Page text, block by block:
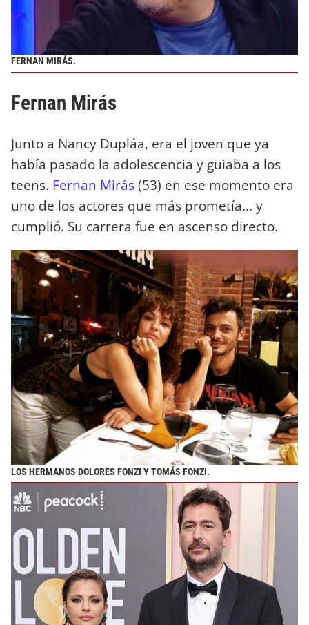
FERNAN MIRÁS.
Fernan Mirás
Junto a Nancy Dupláa, era el joven que ya
había pasado la adolescencia y guiaba a los
teens. Fernan Mirás(53) en ese momento era
uno de los actores que más prometía... y
cumplió. Su carrera fue en ascenso directo.
LOS HERMANOS DOLORES FONZI Y TOMÁS FONZI.